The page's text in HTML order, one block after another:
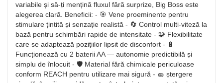
variabile și să-ți mențină fluxul fără surprize, Big Boss este
alegerea clară. Beneficii: - 🎯 Vene proeminente pentru
stimulare țintită și senzație realistă - 🔄 Control multi-viteză la
bază pentru schimbări rapide de intensitate - 🧩 Flexibilitate
care se adaptează pozițiilor lipsit de disconfort - 🔋
Funcționează cu 2 baterii AA — autonomie predictibilă și
simplu de înlocuit - 🛡️ Material fără chimicale periculoase
conform REACH pentru utilizare mai sigură - 🧽 ștergere